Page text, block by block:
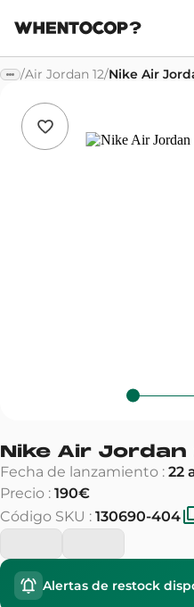
/Air Jordan 12/Nike Air
Nike Air Jordan
Fecha de lanzamiento : 22
Precio : 190€
Código SKU : 130690-404
Alertas de restock